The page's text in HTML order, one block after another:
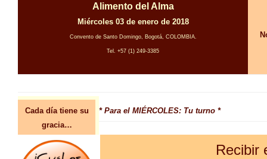
Alimento del Alma
Miércoles 03 de enero de 2018
Convento de Santo Domingo, Bogotá, COLOMBIA.
Tel. +57 (1) 249-3385
Cada día tiene su
gracia…
* Para el MIÉRCOLES: Tu turno *
Recibir